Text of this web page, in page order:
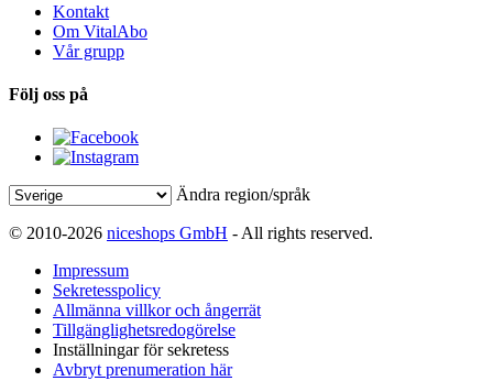
Kontakt
Om VitalAbo
Vår grupp
Följ oss på
Ändra region/språk
© 2010-2026 niceshops GmbH - All rights reserved.
Impressum
Sekretesspolicy
Allmänna villkor och ångerrät
Tillgänglighetsredogörelse
Inställningar för sekretess
Avbryt prenumeration här